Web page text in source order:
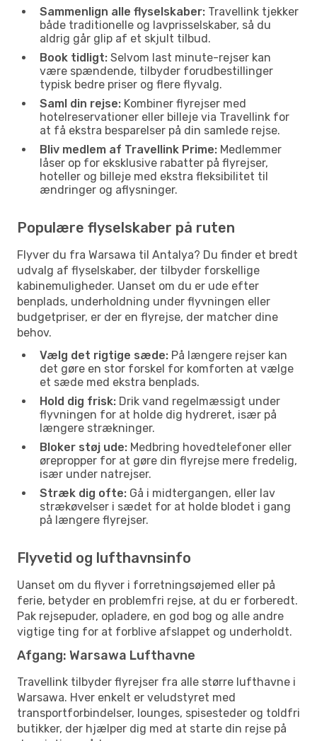
Sammenlign alle flyselskaber: Travellink tjekker
både traditionelle og lavprisselskaber, så du
aldrig går glip af et skjult tilbud.
Book tidligt: Selvom last minute-rejser kan
være spændende, tilbyder forudbestillinger
typisk bedre priser og flere flyvalg.
Saml din rejse: Kombiner flyrejser med
hotelreservationer eller billeje via Travellink for
at få ekstra besparelser på din samlede rejse.
Bliv medlem af Travellink Prime: Medlemmer
låser op for eksklusive rabatter på flyrejser,
hoteller og billeje med ekstra fleksibilitet til
ændringer og aflysninger.
Populære flyselskaber på ruten
Flyver du fra Warsawa til Antalya? Du finder et bredt
udvalg af flyselskaber, der tilbyder forskellige
kabinemuligheder. Uanset om du er ude efter
benplads, underholdning under flyvningen eller
budgetpriser, er der en flyrejse, der matcher dine
behov.
Vælg det rigtige sæde: På længere rejser kan
det gøre en stor forskel for komforten at vælge
et sæde med ekstra benplads.
Hold dig frisk: Drik vand regelmæssigt under
flyvningen for at holde dig hydreret, især på
længere strækninger.
Bloker støj ude: Medbring hovedtelefoner eller
ørepropper for at gøre din flyrejse mere fredelig,
især under natrejser.
Stræk dig ofte: Gå i midtergangen, eller lav
strækøvelser i sædet for at holde blodet i gang
på længere flyrejser.
Flyvetid og lufthavnsinfo
Uanset om du flyver i forretningsøjemed eller på
ferie, betyder en problemfri rejse, at du er forberedt.
Pak rejsepuder, opladere, en god bog og alle andre
vigtige ting for at forblive afslappet og underholdt.
Afgang: Warsawa Lufthavne
Travellink tilbyder flyrejser fra alle større lufthavne i
Warsawa. Hver enkelt er veludstyret med
transportforbindelser, lounges, spisesteder og toldfri
butikker, der hjælper dig med at starte din rejse på